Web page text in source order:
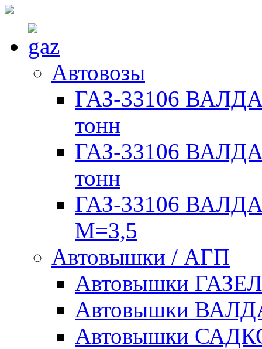
Автовозы
ГАЗ-33106
тонн
ГАЗ-33106
тонн
ГАЗ-33106
М=3,5
Автовышки / АГП
Автовышки
Автовышки
Автовышки